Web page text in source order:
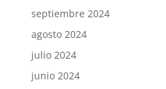
septiembre 2024
agosto 2024
julio 2024
junio 2024